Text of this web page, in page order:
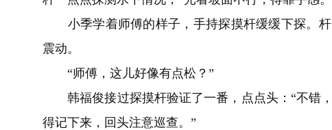
小季学着师傅的样子，手持探摸杆缓缓下探。杆
震动。
“师傅，这儿好像有点松？”
韩福俊接过探摸杆验证了一番，点点头：“不错
得记下来，回头注意巡查。”